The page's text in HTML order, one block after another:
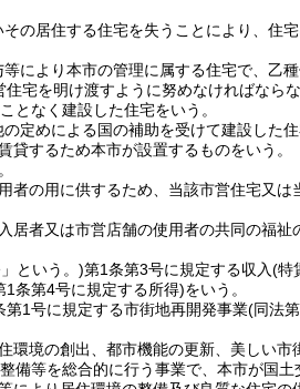
居住する住宅を失うことにより、住
より本市の管理に属する住宅で、乙種
宅を明け渡すように努めなければなら
となく建設した住宅をいう。
めによる国の補助を受けて建設した住
するため本市が設置するものをいう。
の用に供するため、当該市営住宅又は
者又は市営店舗の使用者の共同の福祉
という。)第1条第3号に規定する収入(特
1条第4号に規定する所得)をいう。
第1号に規定する市街地再開発事業(同法
境の創出、都市機能の更新、美しい市
等を総合的に行う事業で、本市が国土